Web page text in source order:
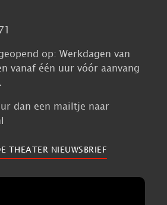
op: Werkdagen van
vanaf één uur vóór aanvang
dan een mailtje naar
THEATER NIEUWSBRIEF